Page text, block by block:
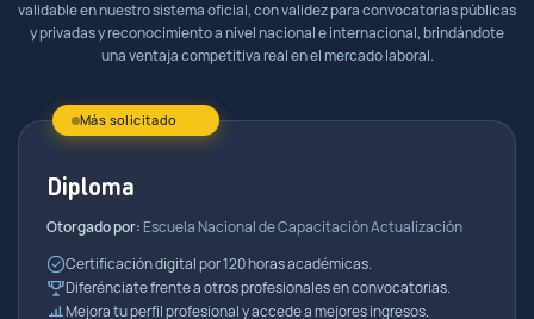
Albañilería Parte 2
0:13:49
6.6. Instalaciones Eléctricas
Evaluación
validable en nuestro sistema oficial, con validez para convocatorias públicas
y privadas y reconocimiento a nivel nacional e internacional, brindándote
una ventaja competitiva real en el mercado laboral.
Más solicitado
Diploma
Otorgado por: Escuela Nacional de Capacitación Actualización
Certificación digital por 120 horas académicas.
Diferénciate frente a otros profesionales en convocatorias.
Mejora tu perfil profesional y accede a mejores ingresos.